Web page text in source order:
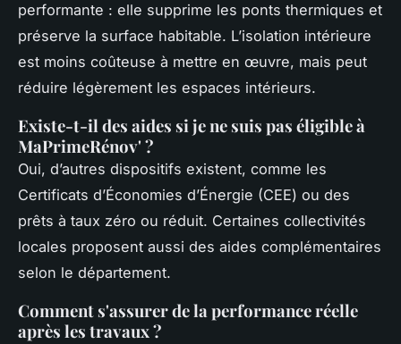
performante : elle supprime les ponts thermiques et
préserve la surface habitable. L’isolation intérieure
est moins coûteuse à mettre en œuvre, mais peut
réduire légèrement les espaces intérieurs.
Existe-t-il des aides si je ne suis pas éligible à
MaPrimeRénov' ?
Oui, d’autres dispositifs existent, comme les
Certificats d’Économies d’Énergie (CEE) ou des
prêts à taux zéro ou réduit. Certaines collectivités
locales proposent aussi des aides complémentaires
selon le département.
Comment s'assurer de la performance réelle
après les travaux ?